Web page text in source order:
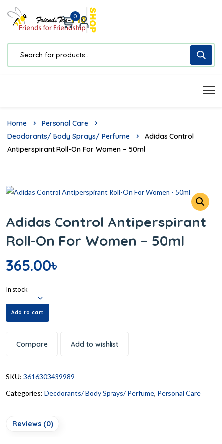
0
Home
Personal Care
Deodorants/ Body Sprays/ Perfume
Adidas Control
Antiperspirant Roll-On For Women – 50ml
Adidas Control Antiperspirant
Roll-On For Women – 50ml
365.00৳
In stock
Add to cart
Compare Add to wishlist
SKU: 3616303439989
Categories: Deodorants/ Body Sprays/ Perfume, Personal Care
Reviews (0)